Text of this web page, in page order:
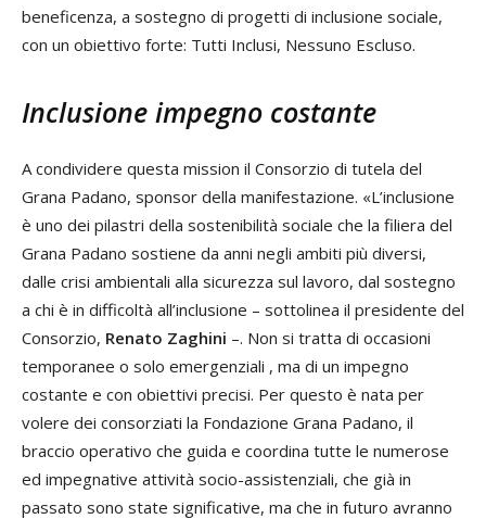
beneficenza, a sostegno di progetti di inclusione sociale,
con un obiettivo forte: Tutti Inclusi, Nessuno Escluso.
Inclusione impegno costante
A condividere questa mission il Consorzio di tutela del
Grana Padano, sponsor della manifestazione. «L’inclusione
è uno dei pilastri della sostenibilità sociale che la filiera del
Grana Padano sostiene da anni negli ambiti più diversi,
dalle crisi ambientali alla sicurezza sul lavoro, dal sostegno
a chi è in difficoltà all’inclusione – sottolinea il presidente del
Consorzio, Renato Zaghini –. Non si tratta di occasioni
temporanee o solo emergenziali , ma di un impegno
costante e con obiettivi precisi. Per questo è nata per
volere dei consorziati la Fondazione Grana Padano, il
braccio operativo che guida e coordina tutte le numerose
ed impegnative attività socio-assistenziali, che già in
passato sono state significative, ma che in futuro avranno